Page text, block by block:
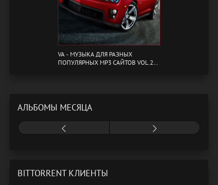
VA - МУЗЫКА ДЛЯ РАЗНЫХ
ПОПУЛЯРНЫХ MP3 САЙТОВ VOL.20
АЛЬБОМЫ МЕСЯЦА
BITTORRENT КЛИЕНТЫ